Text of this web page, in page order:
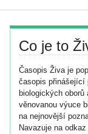
Co je to
Časopis Živa je
časopis přinášející
biologických
věnovanou výuce
na nejnovější
Navazuje na